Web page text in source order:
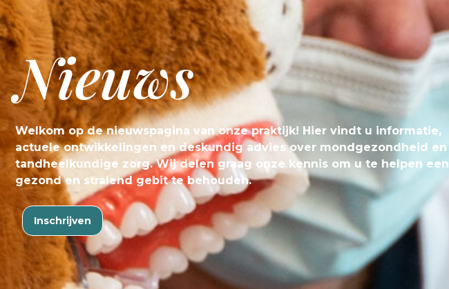
Nieuws
Welkom op de nieuwspagina van onze praktijk! Hier vindt u informatie,
actuele ontwikkelingen en deskundig advies over mondgezondheid en
tandheelkundige zorg. Wij delen graag onze kennis om u te helpen een
gezond en stralend gebit te behouden.
Inschrijven